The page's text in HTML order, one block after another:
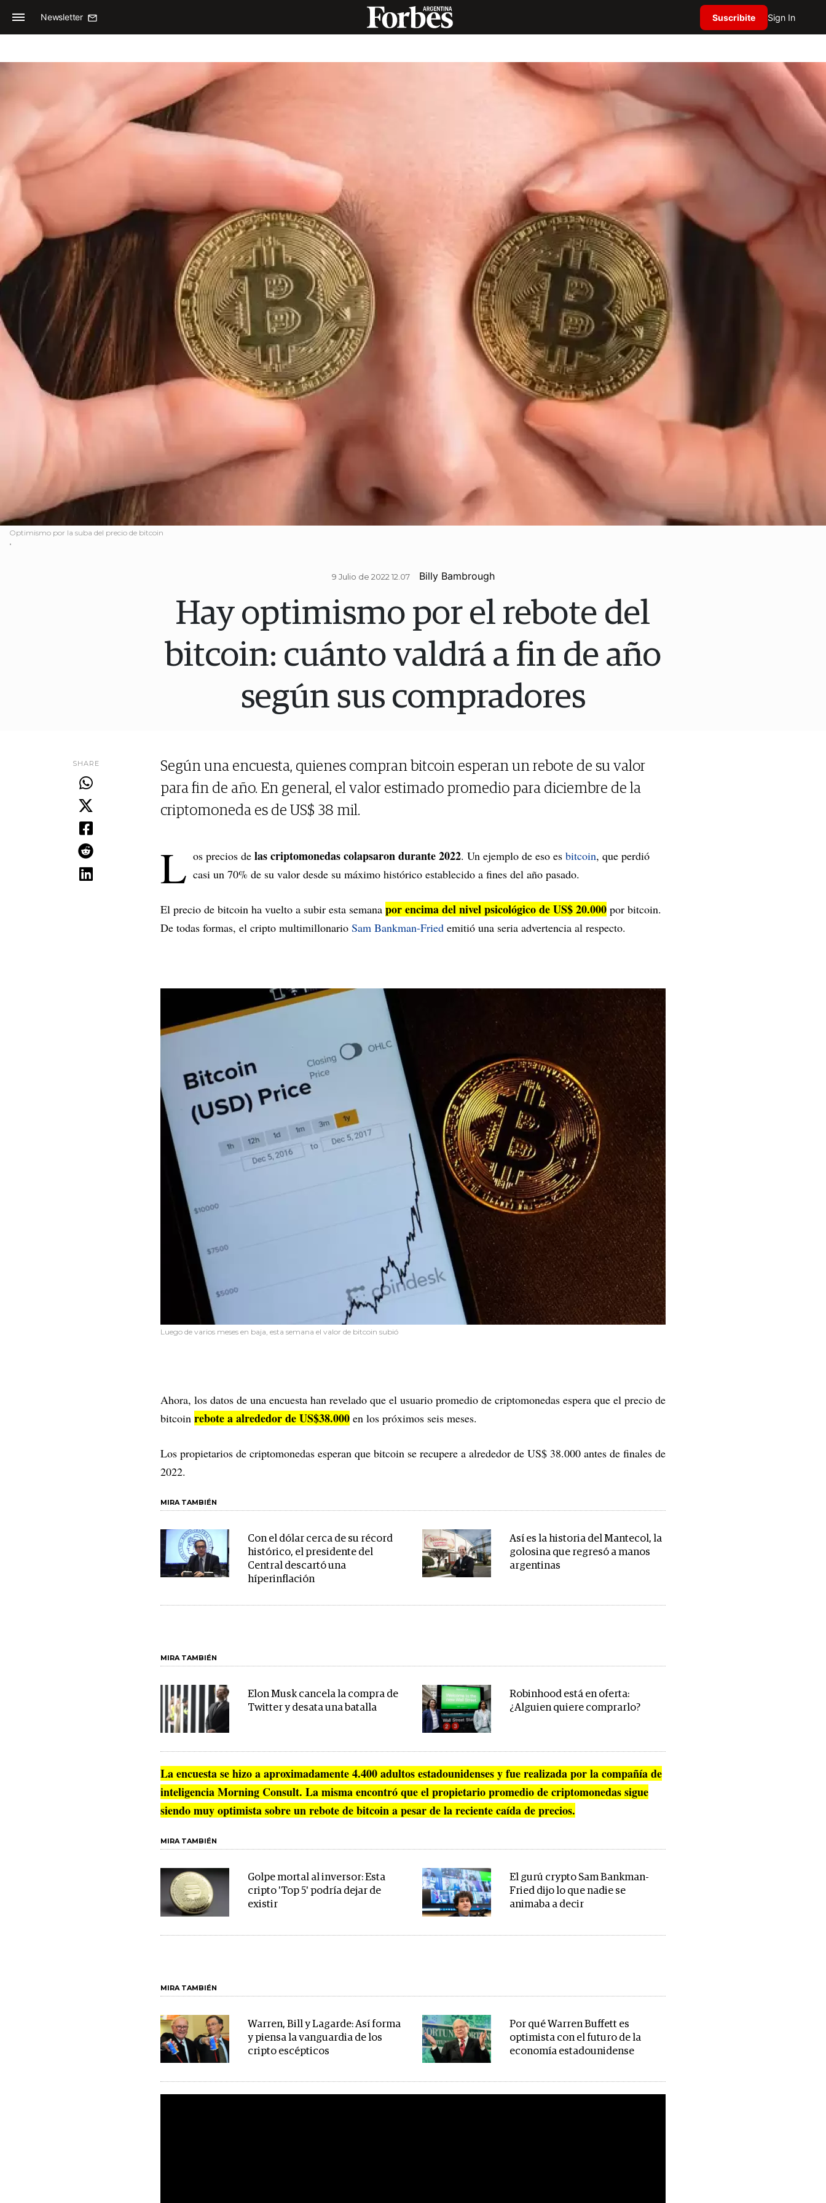
Newsletter Suscribite Sign In
Optimismo por la suba del precio de bitcoin
.
9 Julio de 2022 12.07 Billy Bambrough
Hay optimismo por el rebote del
bitcoin: cuánto valdrá a fin de año
según sus compradores
SHARE
Según una encuesta, quienes compran bitcoin esperan un rebote de su valor
para fin de año. En general, el valor estimado promedio para diciembre de la
criptomoneda es de US$ 38 mil.
L os precios de las criptomonedas colapsaron durante 2022. Un ejemplo de eso es bitcoin, que perdió
casi un 70% de su valor desde su máximo histórico establecido a fines del año pasado.
El precio de bitcoin ha vuelto a subir esta semana por encima del nivel psicológico de US$ 20.000 por bitcoin.
De todas formas, el cripto multimillonario Sam Bankman-Fried emitió una seria advertencia al respecto.
Luego de varios meses en baja, esta semana el valor de bitcoin subió
Ahora, los datos de una encuesta han revelado que el usuario promedio de criptomonedas espera que el precio de
bitcoin rebote a alrededor de US$38.000 en los próximos seis meses.
Los propietarios de criptomonedas esperan que bitcoin se recupere a alrededor de US$ 38.000 antes de finales de
2022.
MIRA TAMBIÉN
Con el dólar cerca de su récord
histórico, el presidente del
Central descartó una
híperinflación
Así es la historia del Mantecol, la
golosina que regresó a manos
argentinas
MIRA TAMBIÉN
Elon Musk cancela la compra de
Twitter y desata una batalla
Robinhood está en oferta:
¿Alguien quiere comprarlo?
La encuesta se hizo a aproximadamente 4.400 adultos estadounidenses y fue realizada por la compañía de
inteligenciaMorning Consult. La misma encontró que el propietario promedio de criptomonedas sigue
siendo muy optimista sobre un rebote de bitcoin a pesar de la reciente caída de precios.
MIRA TAMBIÉN
Golpe mortal al inversor: Esta
cripto 'Top 5' podría dejar de
existir
El gurú crypto Sam Bankman-
Fried dijo lo que nadie se
animaba a decir
MIRA TAMBIÉN
Warren, Bill y Lagarde: Así forma
y piensa la vanguardia de los
cripto escépticos
Por qué Warren Buffett es
optimista con el futuro de la
economía estadounidense